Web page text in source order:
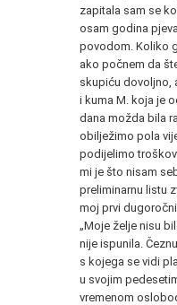
zapitala sam se
osam godina
povodom. Koliko
ako počnem da
skupiću dovoljno,
i kuma M. koja je
dana možda bila
obilježimo pola
podijelimo
mi je što nisam
preliminarnu listu
moj prvi dugoročni
„Moje želje nisu
nije ispunila.
s kojega se vidi
u svojim
vremenom